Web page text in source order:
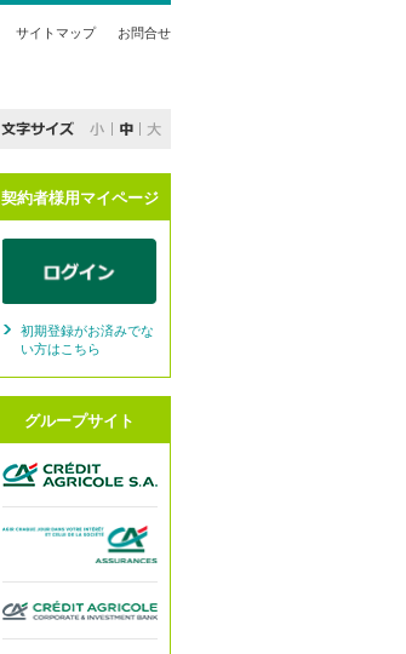
サイトマップ お問合せ
契約者様用マイページ
初期登録がお済みでな
い方はこちら
グループサイト